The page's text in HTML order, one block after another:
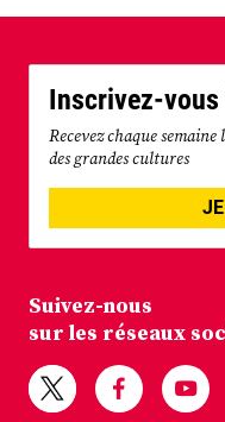
Inscrivez-
Recevez chaque
des grandes cultures
Suivez-nous
sur les réseaux